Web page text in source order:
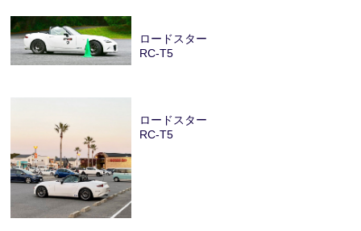
ロードスター
RC-T5
ロードスター
RC-T5